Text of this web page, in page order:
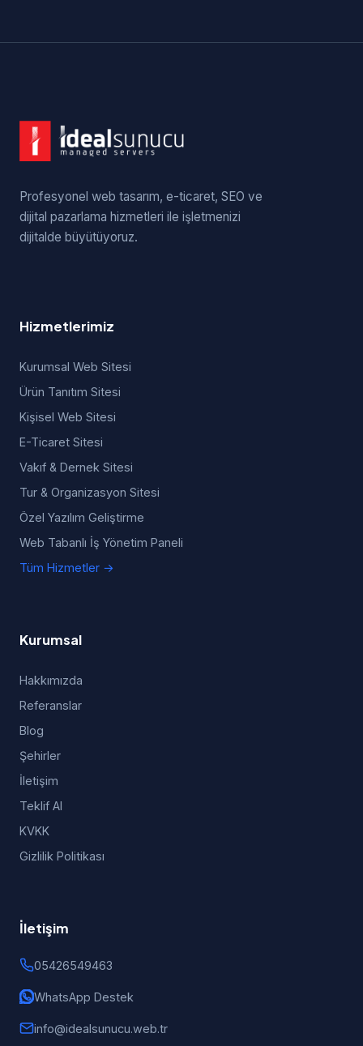
Profesyonel web tasarım, e-ticaret, SEO ve
dijital pazarlama hizmetleri ile işletmenizi
dijitalde büyütüyoruz.
Hizmetlerimiz
Kurumsal Web Sitesi
Ürün Tanıtım Sitesi
Kişisel Web Sitesi
E-Ticaret Sitesi
Vakıf & Dernek Sitesi
Tur & Organizasyon Sitesi
Özel Yazılım Geliştirme
Web Tabanlı İş Yönetim Paneli
Tüm Hizmetler →
Kurumsal
Hakkımızda
Referanslar
Blog
Şehirler
İletişim
Teklif Al
KVKK
Gizlilik Politikası
İletişim
05426549463
WhatsApp Destek
info@idealsunucu.web.tr